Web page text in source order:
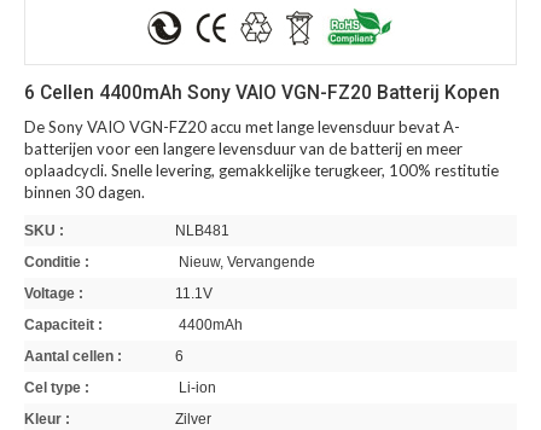
6 Cellen 4400mAh Sony VAIO VGN-FZ20 Batterij Kopen
De Sony VAIO VGN-FZ20 accu met lange levensduur bevat A-
batterijen voor een langere levensduur van de batterij en meer
oplaadcycli. Snelle levering, gemakkelijke terugkeer, 100% restitutie
binnen 30 dagen.
SKU :
NLB481
Conditie :
Nieuw, Vervangende
Voltage :
11.1V
Capaciteit :
4400mAh
Aantal cellen :
6
Cel type :
Li-ion
Kleur :
Zilver